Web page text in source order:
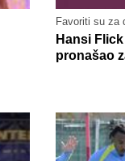
Favoriti su za
Hansi
pronašao